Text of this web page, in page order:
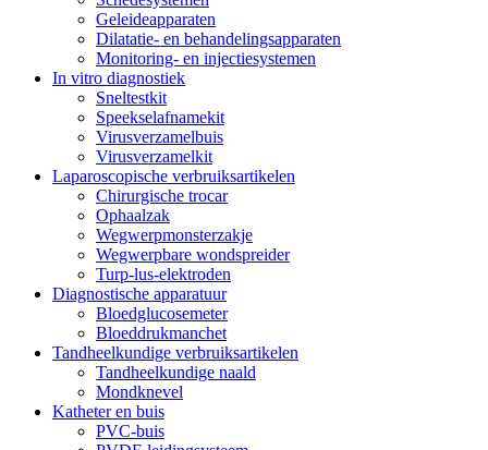
Geleideapparaten
Dilatatie- en behandelingsapparaten
Monitoring- en injectiesystemen
In vitro diagnostiek
Sneltestkit
Speekselafnamekit
Virusverzamelbuis
Virusverzamelkit
Laparoscopische verbruiksartikelen
Chirurgische trocar
Ophaalzak
Wegwerpmonsterzakje
Wegwerpbare wondspreider
Turp-lus-elektroden
Diagnostische apparatuur
Bloedglucosemeter
Bloeddrukmanchet
Tandheelkundige verbruiksartikelen
Tandheelkundige naald
Mondknevel
Katheter en buis
PVC-buis